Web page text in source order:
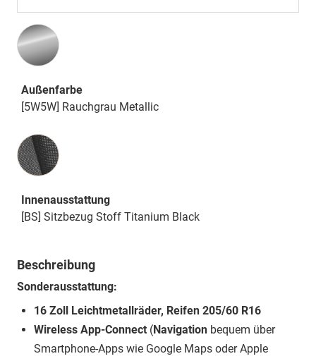
Außenfarbe
[5W5W] Rauchgrau Metallic
Innenausstattung
Innenausstattung
[BS] Sitzbezug Stoff Titanium Black
Beschreibung
Sonderausstattung:
16 Zoll Leichtmetallräder, Reifen 205/60 R16
Wireless App-Connect (Navigation bequem über
Smartphone-Apps wie Google Maps oder Apple